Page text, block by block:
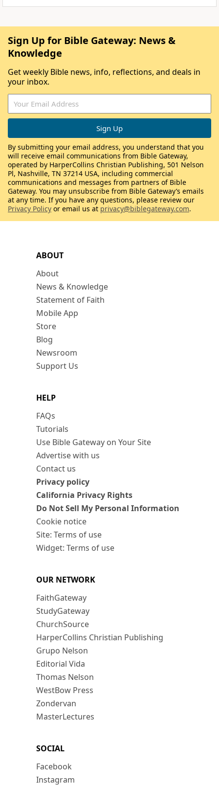
ABOUT
About
News & Knowledge
Statement of Faith
Mobile App
Store
Blog
Newsroom
Support Us
HELP
FAQs
Tutorials
Use Bible Gateway on Your Site
Advertise with us
Contact us
Privacy policy
California Privacy Rights
Do Not Sell My Personal Information
Cookie notice
Site: Terms of use
Widget: Terms of use
OUR NETWORK
FaithGateway
StudyGateway
ChurchSource
HarperCollins Christian Publishing
Grupo Nelson
Editorial Vida
Thomas Nelson
WestBow Press
Zondervan
MasterLectures
SOCIAL
Facebook
Instagram
Sign Up for Bible Gateway: News &
Knowledge
Get weekly Bible news, info, reflections, and deals in
your inbox.
By submitting your email address, you understand that you
will receive email communications from Bible Gateway,
operated by HarperCollins Christian Publishing, 501 Nelson
Pl, Nashville, TN 37214 USA, including commercial
communications and messages from partners of Bible
Gateway. You may unsubscribe from Bible Gateway’s emails
at any time. If you have any questions, please review our
Privacy Policy or email us at privacy@biblegateway.com.